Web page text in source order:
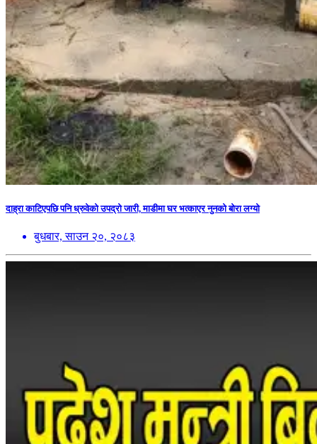
दाह्रा काटिएपछि पनि ध्रुवेको उपद्रो जारी, माडीमा घर भत्काएर नुनको बोरा लग्यो
बुधबार, साउन २०, २०८३